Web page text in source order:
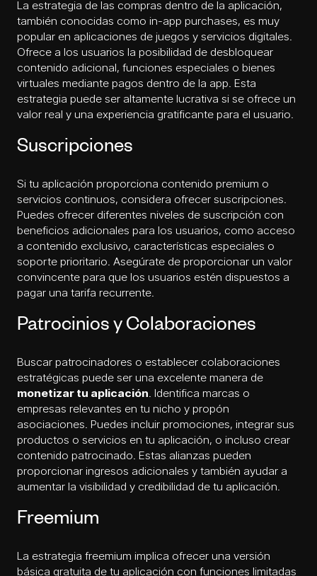
La estrategia de las compras dentro de la aplicación,
también conocidas como in-app purchases, es muy
popular en aplicaciones de juegos y servicios digitales.
Ofrece a los usuarios la posibilidad de desbloquear
contenido adicional, funciones especiales o bienes
virtuales mediante pagos dentro de la app. Esta
estrategia puede ser altamente lucrativa si se ofrece un
valor real y una experiencia gratificante para el usuario.
Suscripciones
Si tu aplicación proporciona contenido premium o
servicios continuos, considera ofrecer suscripciones.
Puedes ofrecer diferentes niveles de suscripción con
beneficios adicionales para los usuarios, como acceso
a contenido exclusivo, características especiales o
soporte prioritario. Asegúrate de proporcionar un valor
convincente para que los usuarios estén dispuestos a
pagar una tarifa recurrente.
Patrocinios y Colaboraciones
Buscar patrocinadores o establecer colaboraciones
estratégicas puede ser una excelente manera de
monetizar tu aplicación. Identifica marcas o
empresas relevantes en tu nicho y propón
asociaciones. Puedes incluir promociones, integrar sus
productos o servicios en tu aplicación, o incluso crear
contenido patrocinado. Estas alianzas pueden
proporcionar ingresos adicionales y también ayudar a
aumentar la visibilidad y credibilidad de tu aplicación.
Freemium
La estrategia freemium implica ofrecer una versión
básica gratuita de tu aplicación con funciones limitadas